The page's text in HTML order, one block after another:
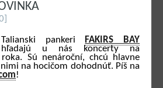
Talianski pankeri FAKIRS BAY
hľadajú u nás koncerty na
Sú nenároční, chcú hlavne
na hocičom dohodnúť. Píš na
!